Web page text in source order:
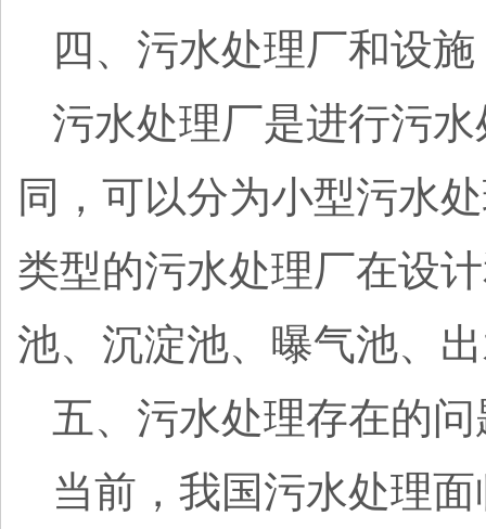
四、污水处理厂和设施
污水处理厂是进行污
同，可以分为小型污水
类型的污水处理厂在设
池、沉淀池、曝气池、
五、污水处理存在的
当前，我国污水处理